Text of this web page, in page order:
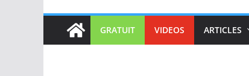
GRATUIT VIDEOS ARTICLES